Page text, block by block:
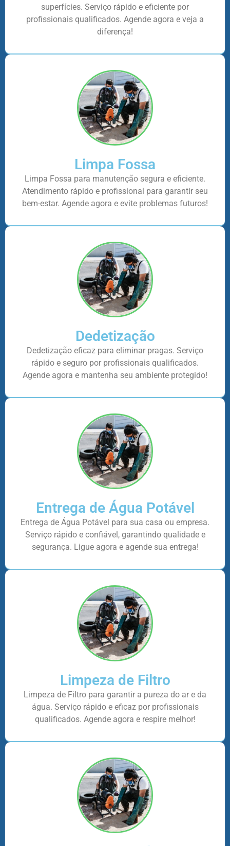
superfícies. Serviço rápido e eficiente por
profissionais qualificados. Agende agora e veja a
diferença!
Limpa Fossa
Limpa Fossa para manutenção segura e eficiente.
Atendimento rápido e profissional para garantir seu
bem-estar. Agende agora e evite problemas futuros!
Dedetização
Dedetização eficaz para eliminar pragas. Serviço
rápido e seguro por profissionais qualificados.
Agende agora e mantenha seu ambiente protegido!
Entrega de Água Potável
Entrega de Água Potável para sua casa ou empresa.
Serviço rápido e confiável, garantindo qualidade e
segurança. Ligue agora e agende sua entrega!
Limpeza de Filtro
Limpeza de Filtro para garantir a pureza do ar e da
água. Serviço rápido e eficaz por profissionais
qualificados. Agende agora e respire melhor!